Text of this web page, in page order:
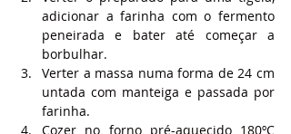
adicionar a farinha com o fermento
peneirada e bater até começar a
borbulhar.
Verter a massa numa forma de 24 cm
untada com manteiga e passada por
farinha.
Cozer no forno pré-aquecido 180ºC